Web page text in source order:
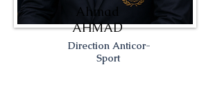
Ahmad
AHMAD
Direction Anticor-
Sport